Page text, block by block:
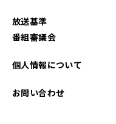
2022年05月
放送基準
番組審議会
個人情報について
お問い合わせ